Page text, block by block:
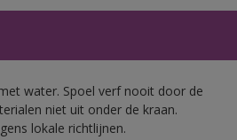
water. Spoel verf nooit door de
niet uit onder de kraan.
lokale richtlijnen.